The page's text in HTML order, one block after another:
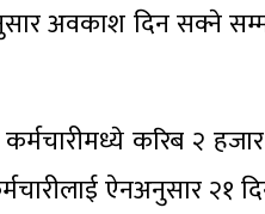
अवकाश दिन सक्ने
करिब २ हजार
ऐनअनुसार २१